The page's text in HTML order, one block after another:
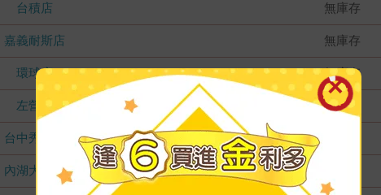
台積店 無庫存
嘉義耐斯店 無庫存
環球店 無庫存
左營店 無庫存
台中秀泰店
內湖大潤發